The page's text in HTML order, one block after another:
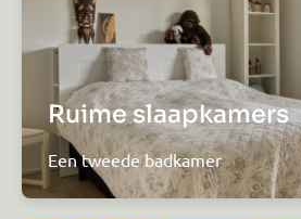
Ruime slaapkamers
Een tweede badkamer